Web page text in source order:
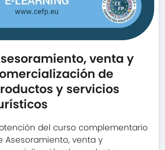
venta y
de
y servicios
del curso complementario
Asesoramiento, venta y